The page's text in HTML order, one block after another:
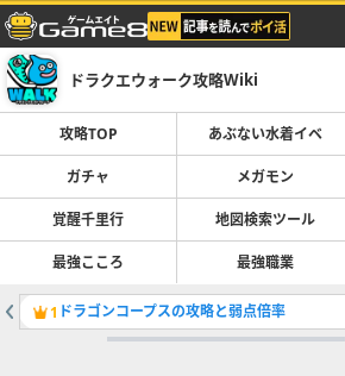
ドラクエウォーク攻略Wiki
攻略TOP あぶない水着イベ
ガチャ メガモン
覚醒千里行 地図検索ツール
最強こころ 最強職業
1 ドラゴンコープスの攻略と弱点倍率